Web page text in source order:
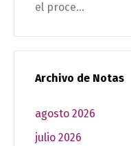
el proce...
Archivo de Notas
agosto 2026
julio 2026